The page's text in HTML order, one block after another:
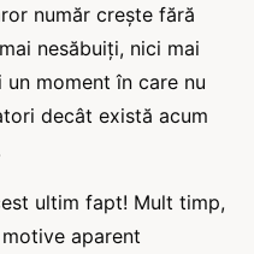
număr crește fără
nesăbuiți, nici mai
moment în care nu
decât există acum
ultim fapt! Mult timp,
aparent